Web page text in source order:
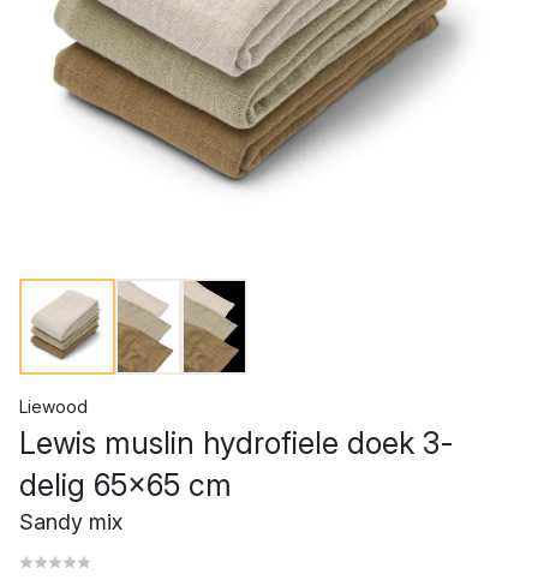
Liewood
Lewis muslin hydrofiele doek 3-
delig 65x65 cm
Sandy mix